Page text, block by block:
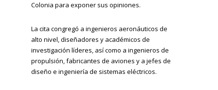
Colonia para exponer sus opiniones.
La cita congregó a ingenieros aeronáuticos de
alto nivel, diseñadores y académicos de
investigación líderes, así como a ingenieros de
propulsión, fabricantes de aviones y a jefes de
diseño e ingeniería de sistemas eléctricos.